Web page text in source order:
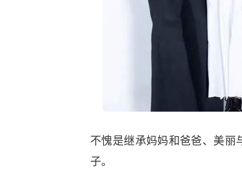
不愧是继承妈妈和爸爸、美丽
子。